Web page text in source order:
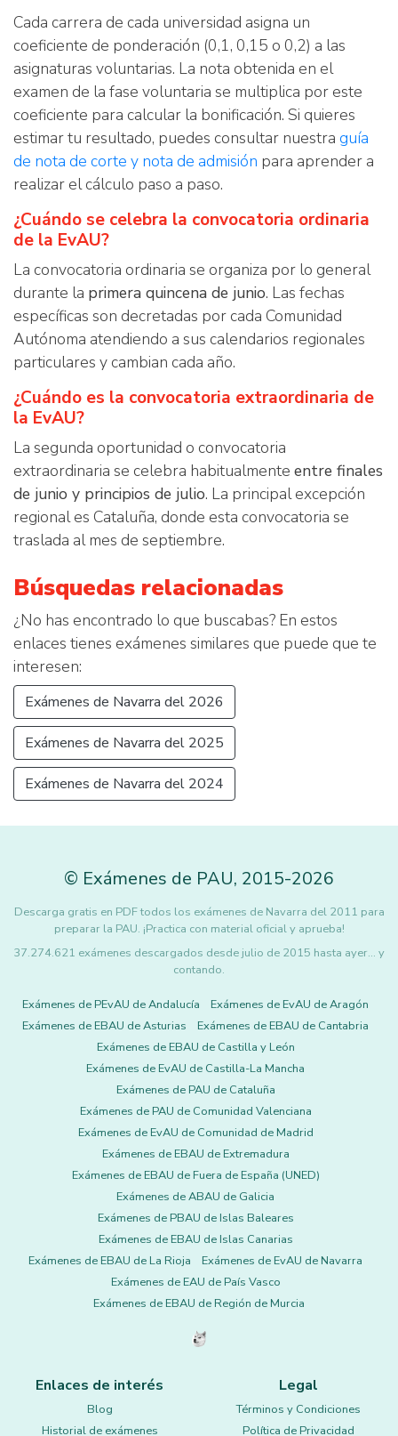
Cada carrera de cada universidad asigna un
coeficiente de ponderación (0,1, 0,15 o 0,2) a las
asignaturas voluntarias. La nota obtenida en el
examen de la fase voluntaria se multiplica por este
coeficiente para calcular la bonificación. Si quieres
estimar tu resultado, puedes consultar nuestra guía
de nota de corte y nota de admisión para aprender a
realizar el cálculo paso a paso.
¿Cuándo se celebra la convocatoria ordinaria
de la EvAU?
La convocatoria ordinaria se organiza por lo general
durante la primera quincena de junio. Las fechas
específicas son decretadas por cada Comunidad
Autónoma atendiendo a sus calendarios regionales
particulares y cambian cada año.
¿Cuándo es la convocatoria extraordinaria de
la EvAU?
La segunda oportunidad o convocatoria
extraordinaria se celebra habitualmente entre finales
de junio y principios de julio. La principal excepción
regional es Cataluña, donde esta convocatoria se
traslada al mes de septiembre.
Búsquedas relacionadas
¿No has encontrado lo que buscabas? En estos
enlaces tienes exámenes similares que puede que te
interesen:
Exámenes de Navarra del 2026
Exámenes de Navarra del 2025
Exámenes de Navarra del 2024
© Exámenes de PAU, 2015-2026
Descarga gratis en PDF todos los exámenes de Navarra del 2011 para
preparar la PAU. ¡Practica con material oficial y aprueba!
37.274.621 exámenes descargados desde julio de 2015 hasta ayer... y
contando.
Exámenes de PEvAU de Andalucía
Exámenes de EvAU de Aragón
Exámenes de EBAU de Asturias
Exámenes de EBAU de Cantabria
Exámenes de EBAU de Castilla y León
Exámenes de EvAU de Castilla-La Mancha
Exámenes de PAU de Cataluña
Exámenes de PAU de Comunidad Valenciana
Exámenes de EvAU de Comunidad de Madrid
Exámenes de EBAU de Extremadura
Exámenes de EBAU de Fuera de España (UNED)
Exámenes de ABAU de Galicia
Exámenes de PBAU de Islas Baleares
Exámenes de EBAU de Islas Canarias
Exámenes de EBAU de La Rioja
Exámenes de EvAU de Navarra
Exámenes de EAU de País Vasco
Exámenes de EBAU de Región de Murcia
Enlaces de interés
Blog
Historial de exámenes
Legal
Términos y Condiciones
Política de Privacidad